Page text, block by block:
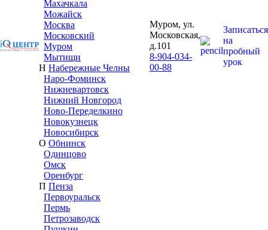
Махачкала
Можайск
Москва
Московский
Муром
Мытищи
Н Набережные Челны
Наро-Фоминск
Нижневартовск
Нижний Новгород
Ново-Переделкино
Новокузнецк
Новосибирск
О Обнинск
Одинцово
Омск
Оренбург
П Пенза
Первоуральск
Пермь
Петрозаводск
Муром, ул.
Московская,
д.101
8-904-034-
00-88
Записаться
на
пробный
урок